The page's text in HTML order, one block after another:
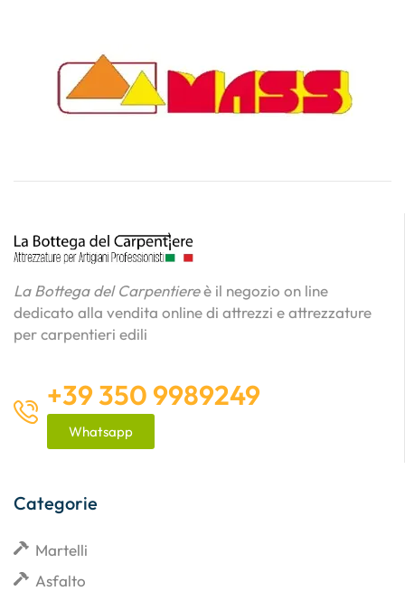
La Bottega del Carpentiereè il negozio on line
dedicato alla vendita online di attrezzi e attrezzature
per carpentieri edili
+39 350 9989249
Whatsapp
Categorie
Martelli
Asfalto